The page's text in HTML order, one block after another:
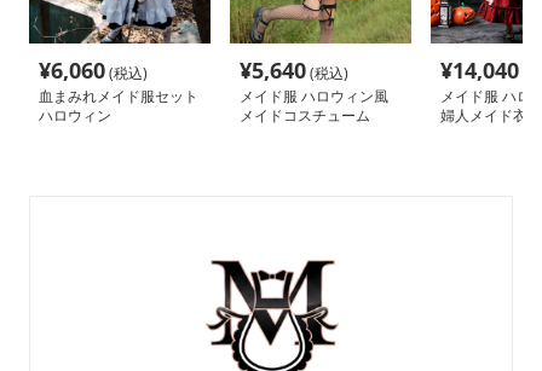
¥6,060(税込)
血まみれメイド服セット
ハロウィン
¥5,640(税込)
メイド服 ハロウィン風
メイドコスチューム
¥14,040
メイド服 ハロ
婦人メイド衣装